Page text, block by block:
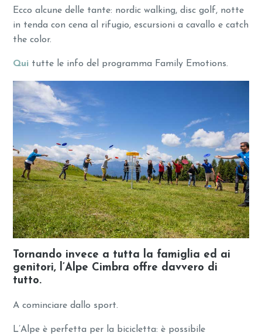
Ecco alcune delle tante: nordic walking, disc golf, notte
in tenda con cena al rifugio, escursioni a cavallo e catch
the color.
Qui tutte le info del programma Family Emotions.
Tornando invece a tutta la famiglia ed ai
genitori, l’Alpe Cimbra offre davvero di
tutto.
A cominciare dallo sport.
L’Alpe è perfetta per la bicicletta: è possibile